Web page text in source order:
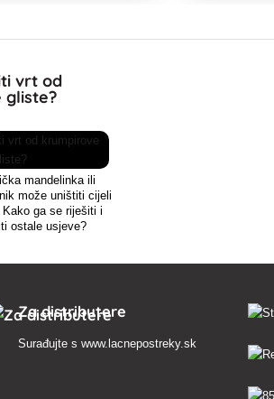
vrt od
gliste?
mandelinka ili
može uništiti cijeli
Kako ga se riješiti i
ostale usjeve?
Za distributere
Surađujte swww.lacnepostreky.sk